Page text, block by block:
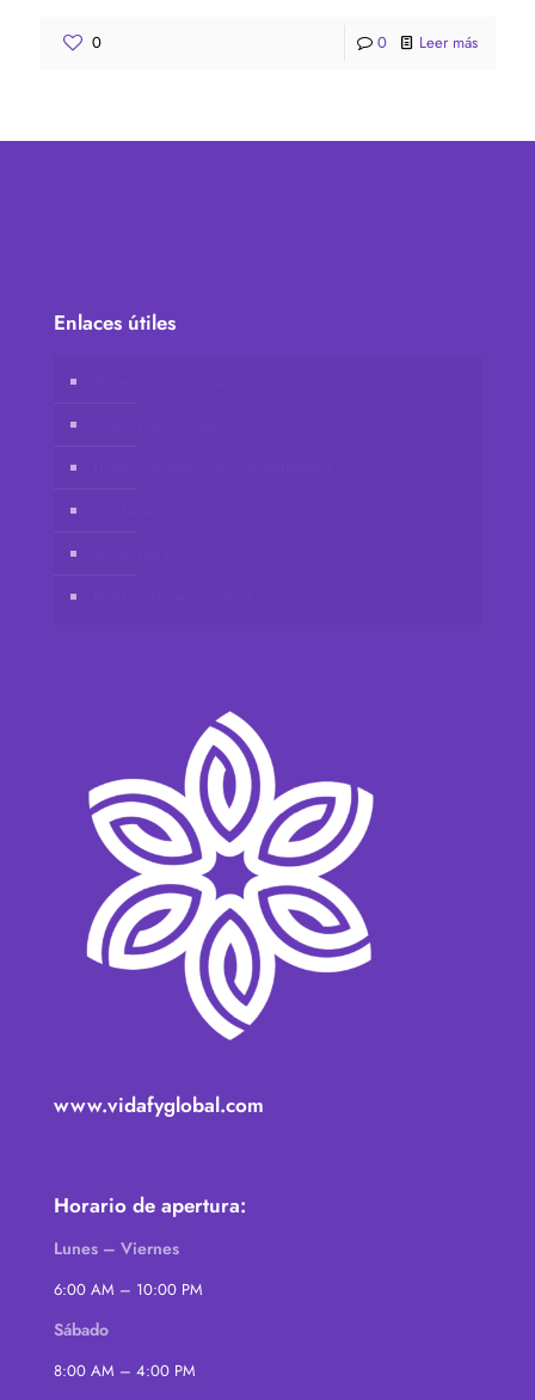
0 0 Leer más
Enlaces útiles
www.vidafyglobal.com
Horario de apertura:
Lunes – Viernes
6:00 AM – 10:00 PM
Sábado
8:00 AM – 4:00 PM